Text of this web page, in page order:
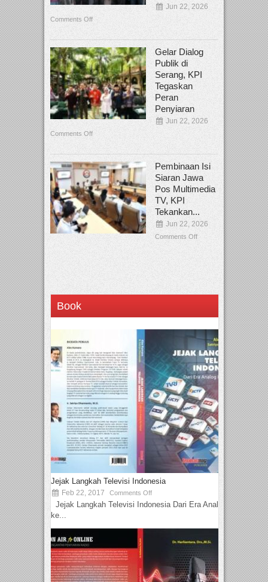
Jun 22, 2026
Comments Off
Gelar Dialog
Publik di
Serang, KPI
Tegaskan
Peran
Penyiaran
Jun 22, 2026
Comments Off
Pembinaan Isi
Siaran Jawa
Pos Multimedia
TV, KPI
Tekankan...
Jun 22, 2026
Comments Off
Book
Jejak Langkah Televisi Indonesia
Feb 22, 2017 Comments Off
Jejak Langkah Televisi Indonesia Dari Era Analog
ke...